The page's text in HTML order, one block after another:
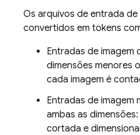
Os arquivos de entrada de
convertidos em tokens
Entradas de imagem
dimensões menores
cada imagem é
Entradas de imagem
ambas as
cortada e